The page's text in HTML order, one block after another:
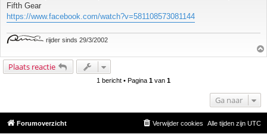
Fifth Gear
https://www.facebook.com/watch?v=581108573081144
rijder sinds 29/3/2002
Plaats reactie
1 bericht • Pagina 1 van 1
Ga naar
Forumoverzicht Alle tijden zijn UTC
Verwijder cookies